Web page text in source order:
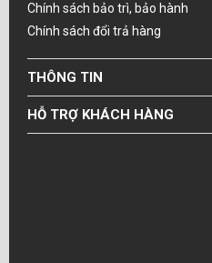
Chính sách bảo trì, bảo hành
Chính sách đổi trả hàng
THÔNG TIN
HỖ TRỢ KHÁCH HÀNG